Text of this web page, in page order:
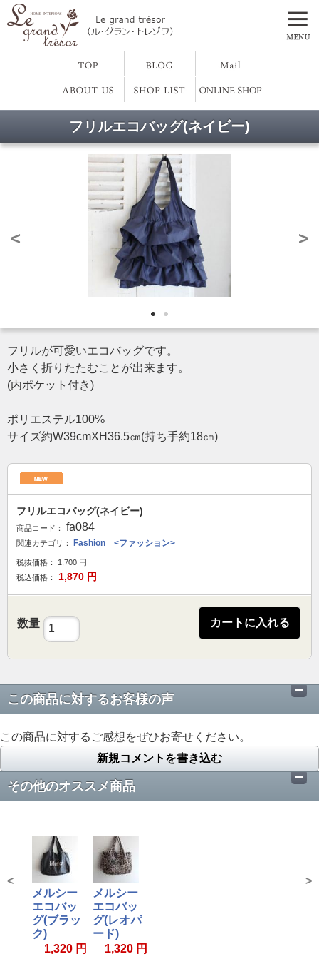
フリルエコバッグ(ネイビー)
< >
フリルが可愛いエコバッグです。
小さく折りたたむことが出来ます。
(内ポケット付き)
ポリエステル100%
サイズ約W39cmXH36.5㎝(持ち手約18㎝)
フリルエコバッグ(ネイビー)
商品コード： fa084
関連カテゴリ： Fashion <ファッション>
税抜価格： 1,700 円
税込価格：
1,870 円
数量 カートに入れる
この商品に対するお客様の声
この商品に対するご感想をぜひお寄せください。
新規コメントを書き込む
その他のオススメ商品
メルシー
エコバッ
グ(ブラッ
ク)
1,320 円
メルシー
エコバッ
グ(レオパ
ード)
1,320 円
< >